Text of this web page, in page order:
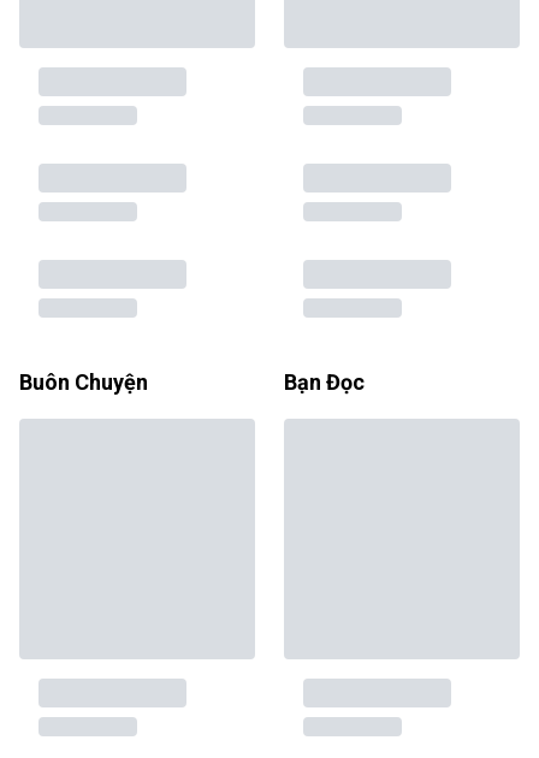
Buôn Chuyện Bạn Đọc